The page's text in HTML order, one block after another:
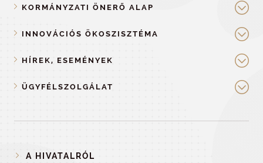
KORMÁNYZATI ÖNERŐ ALAP
INNOVÁCIÓS ÖKOSZISZTÉMA
HÍREK, ESEMÉNYEK
ÜGYFÉLSZOLGÁLAT
A HIVATALRÓL